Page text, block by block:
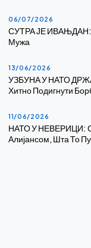
06/07/2026
СУТРА ЈЕ ИВАЊДАН:
Мужа
13/06/2026
УЗБУНА У НАТО
Хитно Подигнути
11/06/2026
НАТО У НЕВЕРИЦИ:
Алијансом, Шта То